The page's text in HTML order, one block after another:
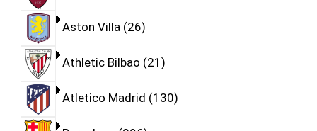
Aston Villa 26
Athletic Bilbao 21
Atletico Madrid 130